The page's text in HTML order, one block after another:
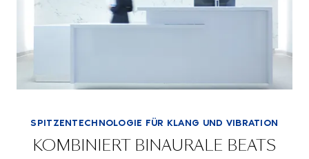
SPITZENTECHNOLOGIE FÜR KLANG UND VIBRATION
KOMBINIERT BINAURALE BEATS